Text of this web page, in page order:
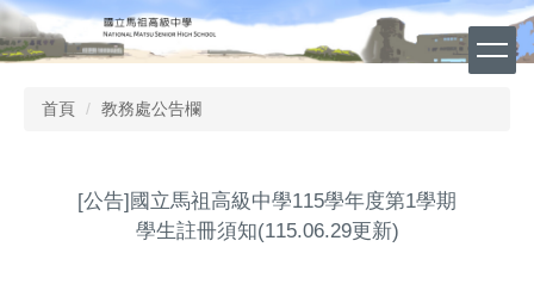
跳
到
主
首頁 教務處公告欄
[公告]國立馬祖高級中學115學年度第1學期
學生註冊須知(115.06.29更新)